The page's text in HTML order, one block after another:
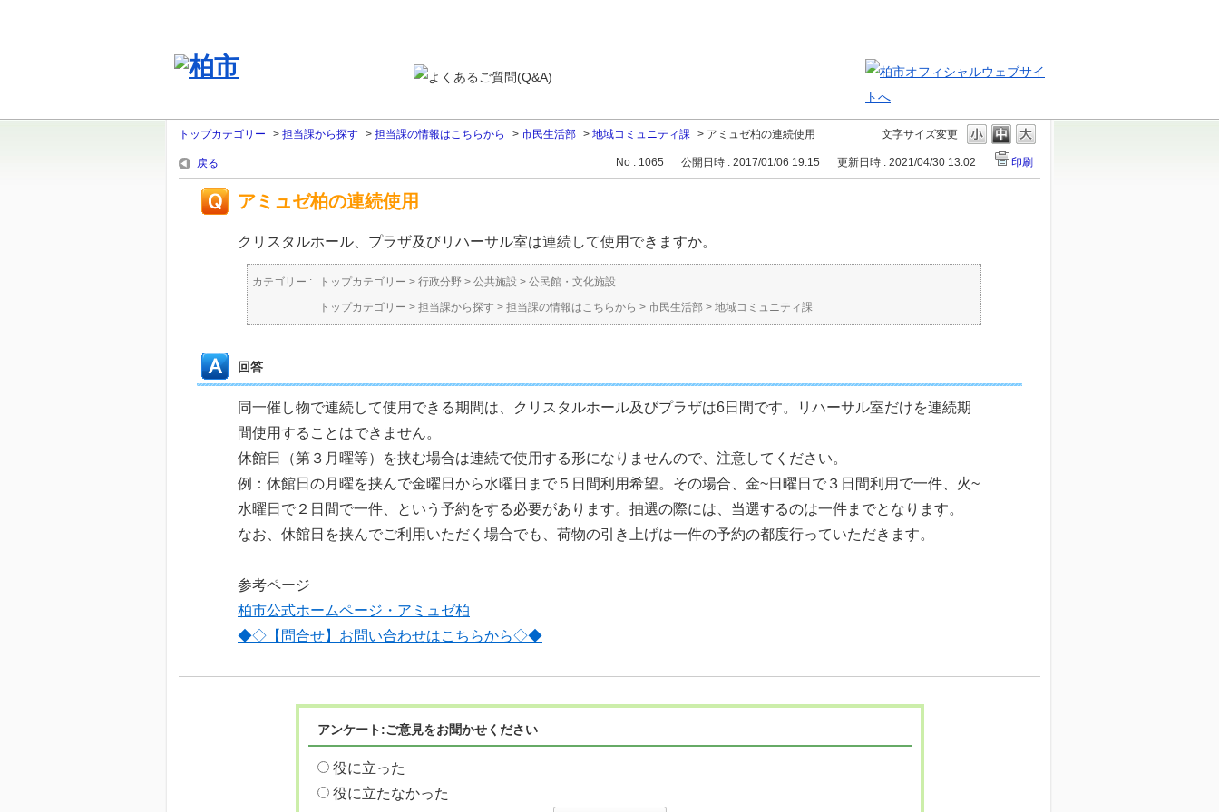
文字サイズ変更
トップカテゴリー > 担当課から探す > 担当課の情報はこちらから > 市民生活部 > 地域コミュニティ課 > アミュゼ柏の連続使用
戻る No : 1065 公開日時 : 2017/01/06 19:15 更新日時 : 2021/04/30 13:02 印刷
アミュゼ柏の連続使用
クリスタルホール、プラザ及びリハーサル室は連続して使用できますか。
カテゴリー : トップカテゴリー > 行政分野 > 公共施設 > 公民館・文化施設
トップカテゴリー > 担当課から探す > 担当課の情報はこちらから > 市民生活部 > 地域コミュニティ課
回答
同一催し物で連続して使用できる期間は、クリスタルホール及びプラザは6日間です。リハーサル室だけを連続期
間使用することはできません。
休館日（第３月曜等）を挟む場合は連続で使用する形になりませんので、注意してください。
例：休館日の月曜を挟んで金曜日から水曜日まで５日間利用希望。その場合、金~日曜日で３日間利用で一件、火~
水曜日で２日間で一件、という予約をする必要があります。抽選の際には、当選するのは一件までとなります。
なお、休館日を挟んでご利用いただく場合でも、荷物の引き上げは一件の予約の都度行っていただきます。
参考ページ
柏市公式ホームページ・アミュゼ柏
◆◇【問合せ】お問い合わせはこちらから◇◆
アンケート:ご意見をお聞かせください
役に立った
役に立たなかった